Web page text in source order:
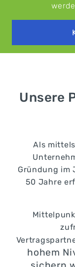
Unsere
Als
Gründung im
50 Jahre
hohem